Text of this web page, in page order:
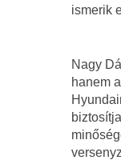
ismerik
Nagy
hanem